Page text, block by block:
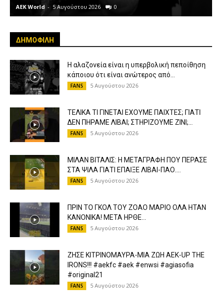
AEK World - 5 Αυγούστου 2026 0
ΔΗΜΟΦΙΛΗ
Η αλαζονεία είναι η υπερβολική πεποίθηση
κάποιου ότι είναι ανώτερος από...
FANS 5 Αυγούστου 2026
ΤΕΛΙΚΑ ΤΙ ΓΙΝΕΤΑΙ ΕΧΟΥΜΕ ΠΑΙΧΤΕΣ; ΓΙΑΤΙ
ΔΕΝ ΠΗΡΑΜΕ ΛΙΒΑΙ; ΣΤΗΡΙΖΟΥΜΕ ΖΙΝΙ;...
FANS 5 Αυγούστου 2026
ΜΙΛΑΝ ΒΙΤΑΛΙΣ: Η ΜΕΤΑΓΡΑΦΗ ΠΟΥ ΠΕΡΑΣΕ
ΣΤΑ ΨΙΛΑ ΓΙΑΤΙ ΕΠΑΙΞΕ ΛΙΒΑΙ-ΠΑΟ....
FANS 5 Αυγούστου 2026
ΠΡΙΝ ΤΟ ΓΚΟΛ ΤΟΥ ΖΟΑΟ ΜΑΡΙΟ ΟΛΑ ΗΤΑΝ
ΚΑΝΟΝΙΚΑ! ΜΕΤΑ ΗΡΘΕ...
FANS 5 Αυγούστου 2026
ΖΗΣΕ ΚΙΤΡΙΝΟΜΑΥΡΑ-ΜΙΑ ΖΩΗ ΑΕΚ-UP THE
IRONS!!! #aekfc #aek #enwsi #agiasofia
#original21
FANS 5 Αυγούστου 2026